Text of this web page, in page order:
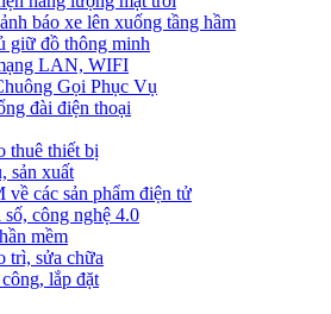
báo xe lên xuống tầng hầm
giữ đồ thông minh
LAN, WIFI
Gọi Phục Vụ
đài điện thoại
thuê thiết bị
sản xuất
các sản phẩm điện tử
công nghệ 4.0
mềm
trì, sửa chữa
lắp đặt